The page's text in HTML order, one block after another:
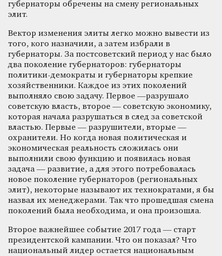
губернаторы обречены на смену региональных
элит.
Вектор изменения элиты легко можно вывести из
того, кого назначили, а затем избрали в
губернаторы. За постсоветский период у нас было
два поколение губернаторов: губернаторы
политики-демократы и губернаторы крепкие
хозяйственники. Каждое из этих поколений
выполняло свою задачу. Первое —разрушало
советскую власть, второе — советскую экономику,
которая начала разрушаться в след за советской
властью. Первые — разрушители, вторые —
охранители. Но когда новая политическая и
экономическая реальность сложилась они
выполнили свою функцию и появилась новая
задача — развитие, а для этого потребовалась
новое поколение губернаторов (региональных
элит), некоторые называют их технократами, я бы
назвал их менеджерами. Так что прошедшая смена
поколений была необходима, и она произошла.
Второе важнейшее событие 2017 года — старт
президентской кампании. Что он показал? Что
национальный лидер остается национальным